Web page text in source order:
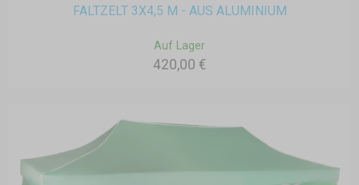
FALTZELT 3X4,5 M - AUS ALUMINIUM
Auf Lager
420,00 €